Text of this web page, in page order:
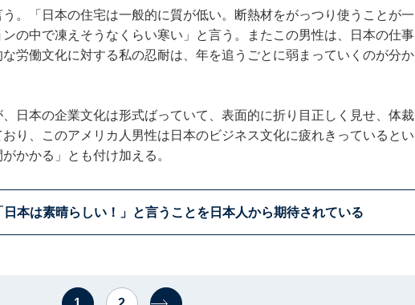
。「日本の住宅は一般的に質が低い。断熱材をがっつり使うことが一
の中で凍えそうなくらい寒い」と言う。またこの男性は、日本の仕事
労働文化に対する私の忍耐は、年を追うごとに弱まっていくのが分か
日本の企業文化は形式ばっていて、表面的に折り目正しく見せ、体裁
り、このアメリカ人男性は日本のビジネス文化に疲れきっているとい
かかる」とも付け加える。
日本は素晴らしい！」と言うことを日本人から期待されている